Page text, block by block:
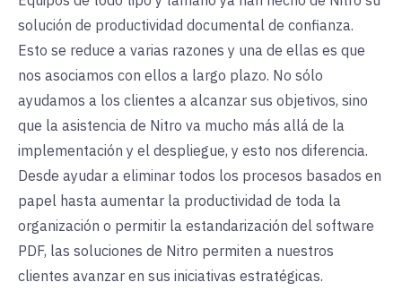
solución de productividad documental de confianza.
Esto se reduce a varias razones y una de ellas es que
nos asociamos con ellos a largo plazo. No sólo
ayudamos a los clientes a alcanzar sus objetivos, sino
que la asistencia de Nitro va mucho más allá de la
implementación y el despliegue, y esto nos diferencia.
Desde ayudar a eliminar todos los procesos basados en
papel hasta aumentar la productividad de toda la
organización o permitir la estandarización del software
PDF, las soluciones de Nitro permiten a nuestros
clientes avanzar en sus iniciativas estratégicas.